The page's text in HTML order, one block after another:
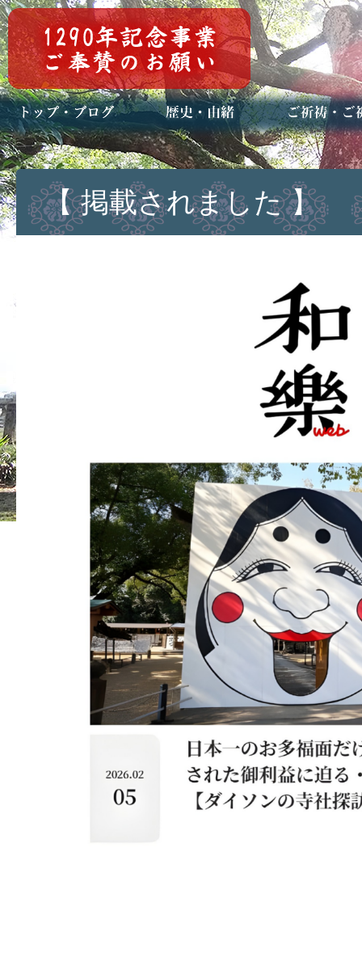
トップページ
ブログ(日々八百万)
お知らせ一覧 歴史・ご祭神
年中行事
メディア掲載 ご祈祷・ご祈
安産祈願
初宮参り
七五三詣
長寿のお祝い
神前結婚式
厄祓い・方位
車のお祓い
地鎮祭
神葬祭（神式
【 掲載されました 】